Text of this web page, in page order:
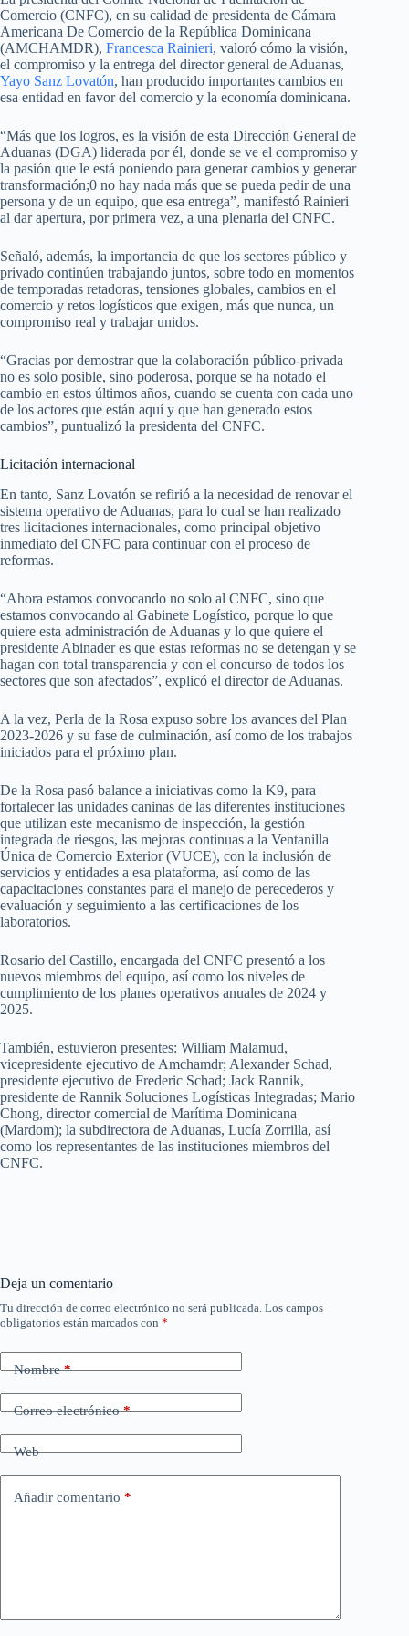
Comercio (CNFC), en su calidad de presidenta de Cámara
Americana De Comercio de la República Dominicana
(AMCHAMDR), Francesca Rainieri, valoró cómo la visión,
el compromiso y la entrega del director general de Aduanas,
Yayo Sanz Lovatón, han producido importantes cambios en
esa entidad en favor del comercio y la economía dominicana.
“Más que los logros, es la visión de esta Dirección General de
Aduanas (DGA) liderada por él, donde se ve el compromiso y
la pasión que le está poniendo para generar cambios y generar
transformación;0 no hay nada más que se pueda pedir de una
persona y de un equipo, que esa entrega”, manifestó Rainieri
al dar apertura, por primera vez, a una plenaria del CNFC.
Señaló, además, la importancia de que los sectores público y
privado continúen trabajando juntos, sobre todo en momentos
de temporadas retadoras, tensiones globales, cambios en el
comercio y retos logísticos que exigen, más que nunca, un
compromiso real y trabajar unidos.
“Gracias por demostrar que la colaboración público-privada
no es solo posible, sino poderosa, porque se ha notado el
cambio en estos últimos años, cuando se cuenta con cada uno
de los actores que están aquí y que han generado estos
cambios”, puntualizó la presidenta del CNFC.
Licitación internacional
En tanto, Sanz Lovatón se refirió a la necesidad de renovar el
sistema operativo de Aduanas, para lo cual se han realizado
tres licitaciones internacionales, como principal objetivo
inmediato del CNFC para continuar con el proceso de
reformas.
“Ahora estamos convocando no solo al CNFC, sino que
estamos convocando al Gabinete Logístico, porque lo que
quiere esta administración de Aduanas y lo que quiere el
presidente Abinader es que estas reformas no se detengan y se
hagan con total transparencia y con el concurso de todos los
sectores que son afectados”, explicó el director de Aduanas.
A la vez, Perla de la Rosa expuso sobre los avances del Plan
2023-2026 y su fase de culminación, así como de los trabajos
iniciados para el próximo plan.
De la Rosa pasó balance a iniciativas como la K9, para
fortalecer las unidades caninas de las diferentes instituciones
que utilizan este mecanismo de inspección, la gestión
integrada de riesgos, las mejoras continuas a la Ventanilla
Única de Comercio Exterior (VUCE), con la inclusión de
servicios y entidades a esa plataforma, así como de las
capacitaciones constantes para el manejo de perecederos y
evaluación y seguimiento a las certificaciones de los
laboratorios.
Rosario del Castillo, encargada del CNFC presentó a los
nuevos miembros del equipo, así como los niveles de
cumplimiento de los planes operativos anuales de 2024 y
2025.
También, estuvieron presentes: William Malamud,
vicepresidente ejecutivo de Amchamdr; Alexander Schad,
presidente ejecutivo de Frederic Schad; Jack Rannik,
presidente de Rannik Soluciones Logísticas Integradas; Mario
Chong, director comercial de Marítima Dominicana
(Mardom); la subdirectora de Aduanas, Lucía Zorrilla, así
como los representantes de las instituciones miembros del
CNFC.
Deja un comentario
Tu dirección de correo electrónico no será publicada. Los campos
obligatorios están marcados con *
Nombre*
Correo electrónico*
Web
Añadir comentario *